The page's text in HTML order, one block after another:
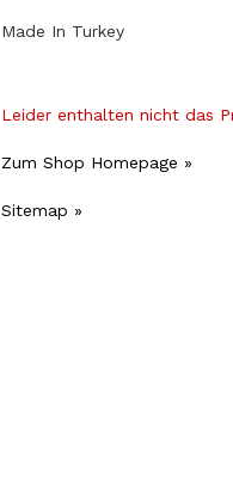
Made In Turkey
Leider enthalten nicht das
Zum Shop Homepage »
Sitemap »